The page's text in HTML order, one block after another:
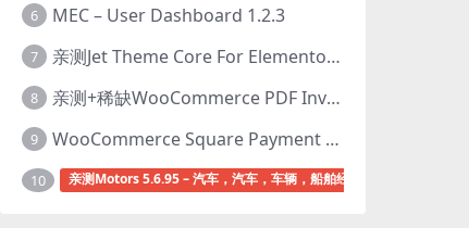
6 MEC – User Dashboard 1.2.3
7 亲测Jet Theme Core For Elementor 2.3.1.2 插件下载
8 亲测+稀缺WooCommerce PDF Invoices & Packing Slips Professional v2.20.0 + Templates v2.25.1 [by WpOverNight] WooCommerce PDF 发票和装箱单插件下载
9 WooCommerce Square Payment Gateway v5.3.2 Square账户集成插件下载
10 亲测Motors 5.6.95 – 汽车，汽车，车辆，船舶经销商wordpress主题